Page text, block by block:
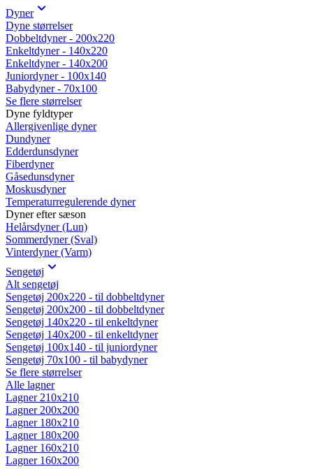
Dyner
Dyne størrelser
Dobbeltdyner - 200x220
Enkeltdyner - 140x220
Enkeltdyner - 140x200
Juniordyner - 100x140
Babydyner - 70x100
Se flere størrelser
Dyne fyldtyper
Allergivenlige dyner
Dundyner
Edderdunsdyner
Fiberdyner
Gåsedunsdyner
Moskusdyner
Temperaturregulerende dyner
Dyner efter sæson
Helårsdyner (Lun)
Sommerdyner (Sval)
Vinterdyner (Varm)
Sengetøj
Alt sengetøj
Sengetøj 200x220 - til dobbeltdyner
Sengetøj 200x200 - til dobbeltdyner
Sengetøj 140x220 - til enkeltdyner
Sengetøj 140x200 - til enkeltdyner
Sengetøj 100x140 - til juniordyner
Sengetøj 70x100 - til babydyner
Se flere størrelser
Alle lagner
Lagner 210x210
Lagner 200x200
Lagner 180x210
Lagner 180x200
Lagner 160x210
Lagner 160x200